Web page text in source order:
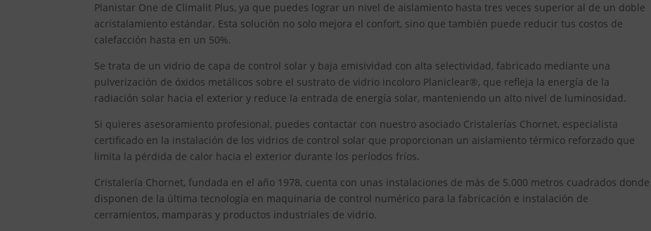
Planistar One de Climalit Plus, ya que puedes lograr un nivel de aislamiento hasta tres veces superior al de un doble
acristalamiento estándar. Esta solución no solo mejora el confort, sino que también puede reducir tus costos de
calefacción hasta en un 50%.
Se trata de un vidrio de capa de control solar y baja emisividad con alta selectividad, fabricado mediante una
pulverización de óxidos metálicos sobre el sustrato de vidrio incoloro Planiclear®, que refleja la energía de la
radiación solar hacia el exterior y reduce la entrada de energía solar, manteniendo un alto nivel de luminosidad.
Si quieres asesoramiento profesional, puedes contactar con nuestro asociado Cristalerías Chornet, especialista
certificado en la instalación de los vidrios de control solar que proporcionan un aislamiento térmico reforzado que
limita la pérdida de calor hacia el exterior durante los períodos fríos.
Cristalería Chornet, fundada en el año 1978, cuenta con unas instalaciones de más de 5.000 metros cuadrados donde
disponen de la última tecnología en maquinaria de control numérico para la fabricación e instalación de
cerramientos, mamparas y productos industriales de vidrio.